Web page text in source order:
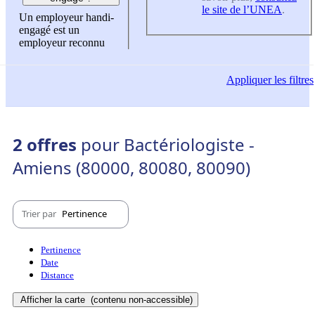
Un employeur handi-
engagé est un
employeur reconnu
le site de l’UNEA.
Appliquerles filtres
2 offres pour Bactériologiste -
Amiens (80000, 80080, 80090)
Trier par Pertinence
Pertinence
Date
Distance
Afficher la carte (contenu non-accessible)